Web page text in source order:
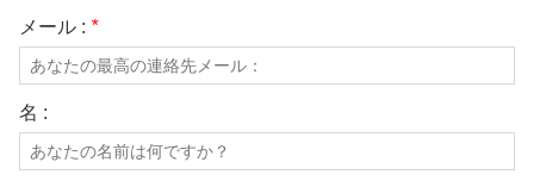
メール : *
名 :